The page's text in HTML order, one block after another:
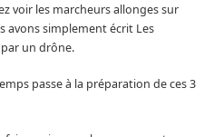
voir les marcheurs allonges sur
avons simplement écrit Les
par un drône.
passe à la préparation de ces 3